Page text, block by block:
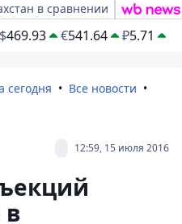
в сравнении
$469.93 €541.64 ₽5.71
сегодня
Все новости
12:59, 15 июля 2016
в